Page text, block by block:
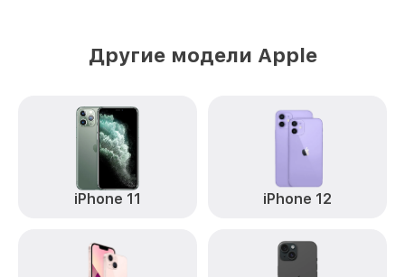
Другие модели Apple
iPhone 11 iPhone 12